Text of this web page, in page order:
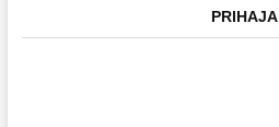
PRIHAJA